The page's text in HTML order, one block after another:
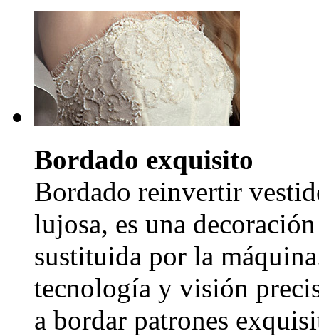
Bordado exquisito
Bordado reinvertir
lujosa, es una
sustituida por la
tecnología y visión
a bordar patrones